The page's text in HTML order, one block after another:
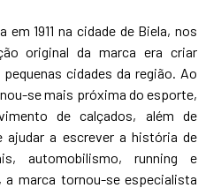
em 1911 na cidade de Biela, nos
original da marca era criar
cidades da região. Ao
se mais próxima do esporte,
de calçados, além de
ajudar a escrever a história de
automobilismo, running e
a marca tornou-se especialista